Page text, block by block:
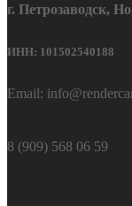
г. Петрозаводск,
ИНН: 101502540188
Email:
8 (909) 568 06 59